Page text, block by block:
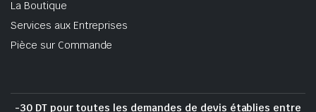
La Boutique
Services aux Entreprises
Pièce sur Commande
-30 DT pour toutes les demandes de devis établies entre